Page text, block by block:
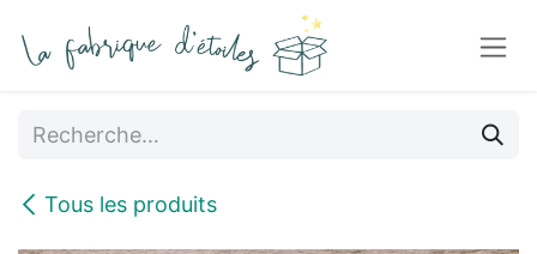
Tous les produits